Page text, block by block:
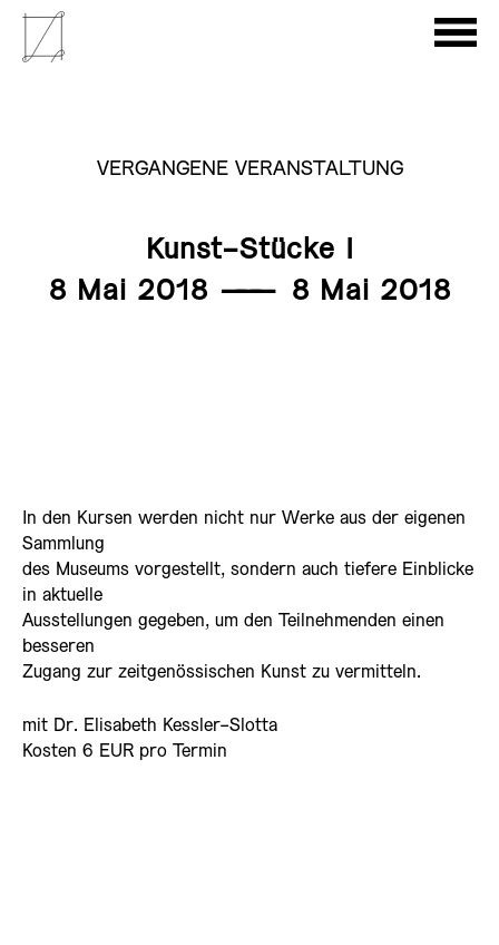
VERGANGENE VERANSTALTUNG
Kunst-Stücke I
8 Mai 2018 ——— 8 Mai 2018
In den Kursen werden nicht nur Werke aus der eigenen
Sammlung
des Museums vorgestellt, sondern auch tiefere Einblicke
in aktuelle
Ausstellungen gegeben, um den Teilnehmenden einen
besseren
Zugang zur zeitgenössischen Kunst zu vermitteln.
mit Dr. Elisabeth Kessler-Slotta
Kosten 6 EUR pro Termin